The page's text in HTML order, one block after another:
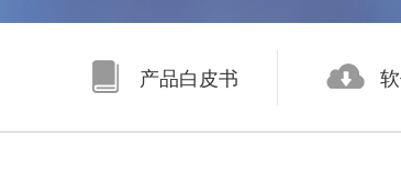
产品白皮书